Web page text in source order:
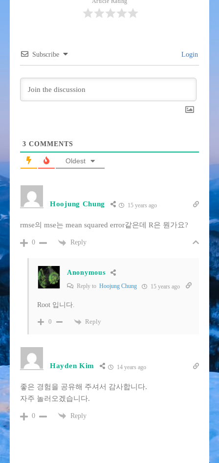
Subscribe Login
3 COMMENTS
Oldest
Hoojung Chung 15 years ago
rmse의 mse는 mean squared error같은데 R은 뭔가요?
0 Reply
Anonymous
Reply to Hoojung Chung 15 years ago
Root 입니다.
0 Reply
Hayden Kim 14 years ago
좋은 경험을 공유해 주셔서 감사합니다.
자주 놀러오겠습니다.
0 Reply